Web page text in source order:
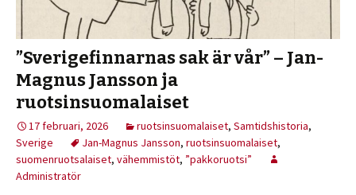
”Sverigefinnarnas sak är vår” – Jan-
Magnus Jansson ja
ruotsinsuomalaiset
17 februari, 2026 ruotsinsuomalaiset, Samtidshistoria,
Sverige
Jan-Magnus Jansson, ruotsinsuomalaiset,
suomenruotsalaiset, vähemmistöt, ”pakkoruotsi”
Administratör